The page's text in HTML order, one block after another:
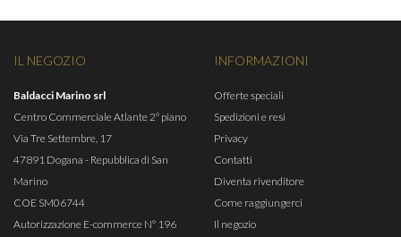
IL NEGOZIO
Baldacci Marino srl
Centro Commerciale Atlante 2° piano
Via Tre Settembre, 17
47891 Dogana - Repubblica di San
Marino
COE SM06744
Autorizzazione E-commerce N° 196
INFORMAZIONI
Offerte speciali
Spedizioni e resi
Privacy
Contatti
Diventa rivenditore
Come raggiungerci
Il negozio